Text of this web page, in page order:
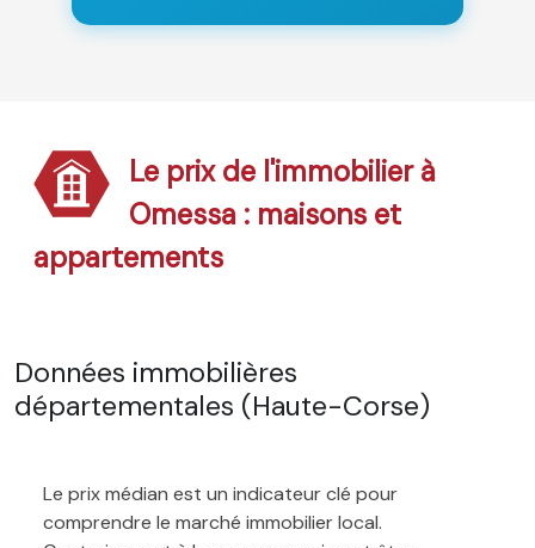
Le prix de l'immobilier à
Omessa : maisons et
appartements
Données immobilières
départementales (Haute-Corse)
Le prix médian est un indicateur clé pour
comprendre le marché immobilier local.